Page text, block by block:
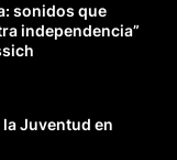
sonidos que
independencia”
Juventud en